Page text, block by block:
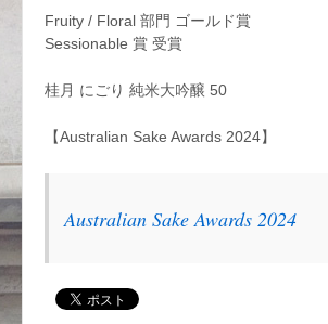
Fruity / Floral 部門 ゴールド賞
Sessionable 賞 受賞
桂月 にごり 純米大吟醸 50
【Australian Sake Awards 2024】
Australian Sake Awards 2024